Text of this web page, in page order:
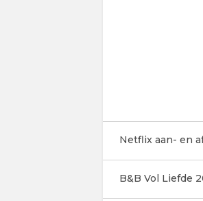
Netflix aan- en
B&B Vol Liefde